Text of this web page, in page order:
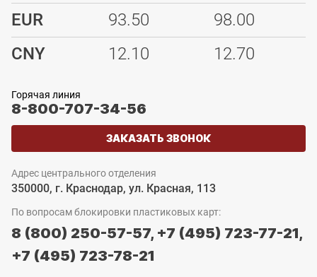
EUR
93.50
98.00
CNY
12.10 12.70
Горячая линия
8-800-707-34-56
ЗАКАЗАТЬ ЗВОНОК
Адрес центрального отделения
350000, г. Краснодар, ул. Красная, 113
По вопросам блокировки пластиковых карт:
8 (800) 250-57-57, +7 (495) 723-77-21,
+7 (495) 723-78-21